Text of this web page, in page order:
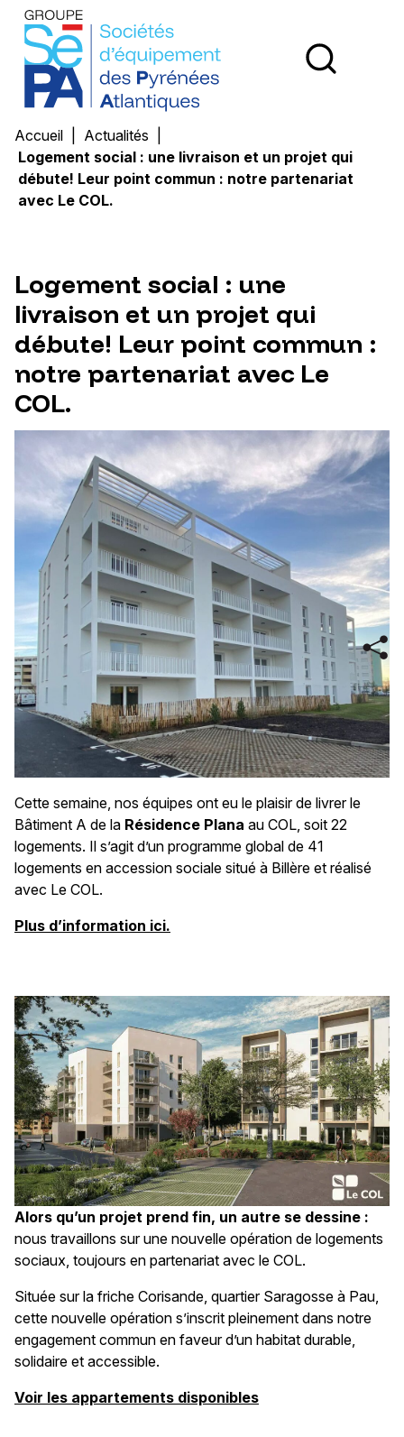
Groupe SEPA - Société d'Équipement des Pyrénées
Accueil
Actualités
Logement social : une livraison et un projet qui
débute! Leur point commun : notre partenariat
avec Le COL.
Logement social : une
livraison et un projet qui
débute! Leur point commun :
notre partenariat avec Le
COL.
Cette semaine, nos équipes ont eu le plaisir de livrer le
Bâtiment A de la Résidence Plana au COL, soit 22
logements. Il s’agit d’un programme global de 41
logements en accession sociale situé à Billère et réalisé
avec Le COL.
Plus d’information ici.
Alors qu’un projet prend fin, un autre se dessine :
nous travaillons sur une nouvelle opération de logements
sociaux, toujours en partenariat avec le COL.
Située sur la friche Corisande, quartier Saragosse à Pau,
cette nouvelle opération s’inscrit pleinement dans notre
engagement commun en faveur d’un habitat durable,
solidaire et accessible.
Voir les appartements disponibles